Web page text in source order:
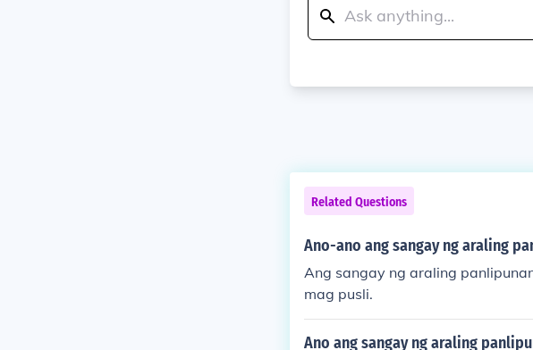
Related Questions
Ano-ano ang sangay ng araling
Ang sangay ng araling
mag pusli.
Ano ang sangay ng araling